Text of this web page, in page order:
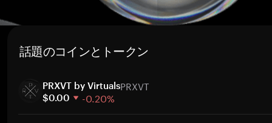
話題のコインとトークン
PRXVT by VirtualsPRXVT
$0.00 -0.20%